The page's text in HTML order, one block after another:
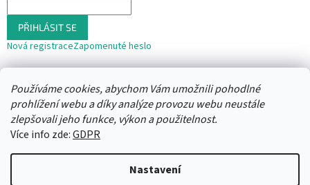
Používáme cookies, abychom Vám umožnili pohodlné
prohlížení webu a díky analýze provozu webu neustále
zlepšovali jeho funkce, výkon a použitelnost.
Více info zde:GDPR
Nastavení
PŘIHLÁSIT SE
Nová registraceZapomenuté heslo
nebo
Přihlásit se přes Seznam